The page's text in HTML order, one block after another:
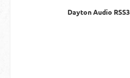
Dayton Audio